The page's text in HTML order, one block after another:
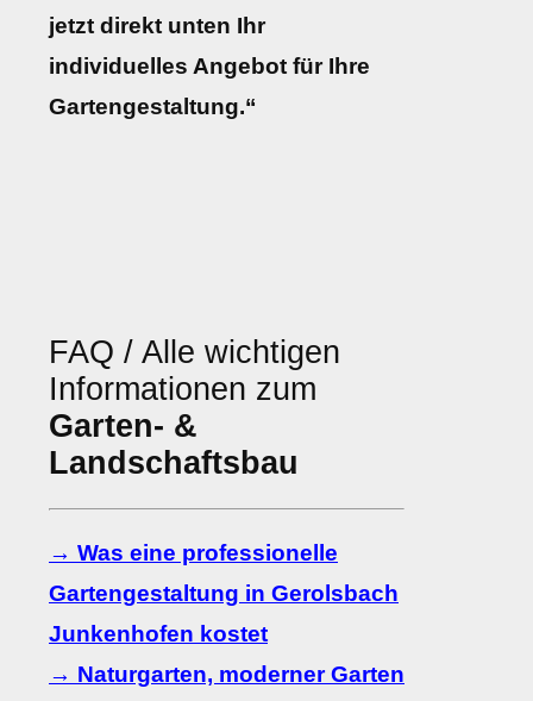
jetzt direkt unten Ihr
individuelles Angebot für Ihre
Gartengestaltung.“
FAQ / Alle wichtigen
Informationen zum
Garten- &
Landschaftsbau
→ Was eine professionelle
Gartengestaltung in Gerolsbach
Junkenhofen kostet
→ Naturgarten, moderner Garten